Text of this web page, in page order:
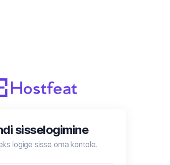
sisselogimine
logige sisse oma kontole.